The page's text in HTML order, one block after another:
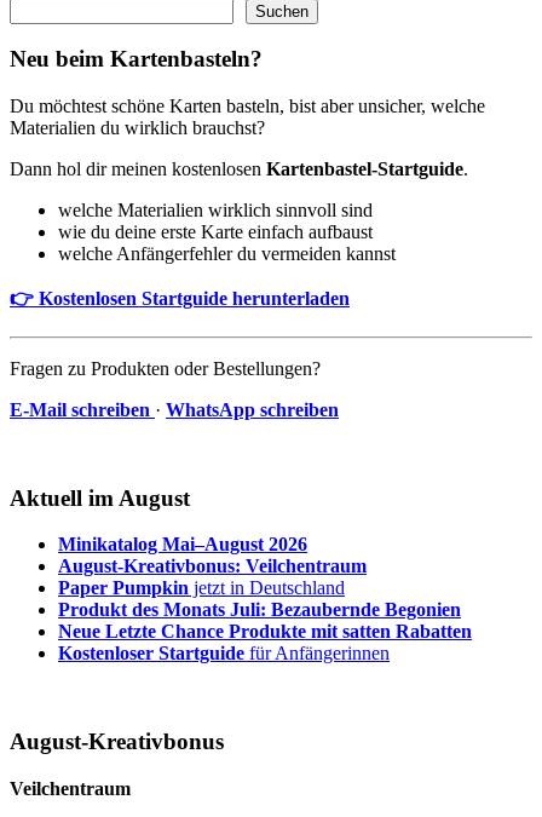
Suchen
Neu beim Kartenbasteln?
Du möchtest schöne Karten basteln, bist aber unsicher, welche
Materialien du wirklich brauchst?
Dann hol dir meinen kostenlosen Kartenbastel-Startguide.
welche Materialien wirklich sinnvoll sind
wie du deine erste Karte einfach aufbaust
welche Anfängerfehler du vermeiden kannst
👉 Kostenlosen Startguide herunterladen
Fragen zu Produkten oder Bestellungen?
E-Mail schreiben · WhatsApp schreiben
Aktuell im August
Minikatalog Mai–August 2026
August-Kreativbonus: Veilchentraum
Paper Pumpkin jetzt in Deutschland
Produkt des Monats Juli: Bezaubernde Begonien
Neue Letzte Chance Produkte mit satten Rabatten
Kostenloser Startguide für Anfängerinnen
August-Kreativbonus
Veilchentraum